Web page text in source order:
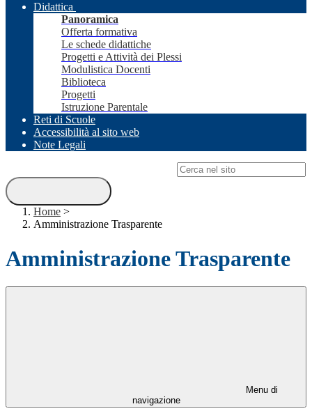
Didattica
Panoramica
Offerta formativa
Le schede didattiche
Progetti e Attività dei Plessi
Modulistica Docenti
Biblioteca
Progetti
Istruzione Parentale
Reti di Scuole
Accessibilità al sito web
Note Legali
Home >
Amministrazione Trasparente
Amministrazione Trasparente
Menu di
navigazione